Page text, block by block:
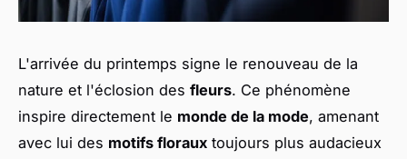
L'arrivée du printemps signe le renouveau de la
nature et l'éclosion des fleurs. Ce phénomène
inspire directement le monde de la mode, amenant
avec lui des motifs floraux toujours plus audacieux